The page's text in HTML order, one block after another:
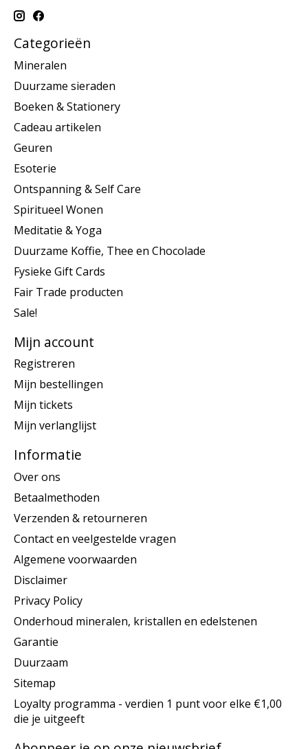
Categorieën
Mineralen
Duurzame sieraden
Boeken & Stationery
Cadeau artikelen
Geuren
Esoterie
Ontspanning & Self Care
Spiritueel Wonen
Meditatie & Yoga
Duurzame Koffie, Thee en Chocolade
Fysieke Gift Cards
Fair Trade producten
Sale!
Mijn account
Registreren
Mijn bestellingen
Mijn tickets
Mijn verlanglijst
Informatie
Over ons
Betaalmethoden
Verzenden & retourneren
Contact en veelgestelde vragen
Algemene voorwaarden
Disclaimer
Privacy Policy
Onderhoud mineralen, kristallen en edelstenen
Garantie
Duurzaam
Sitemap
Loyalty programma - verdien 1 punt voor elke €1,00
die je uitgeeft